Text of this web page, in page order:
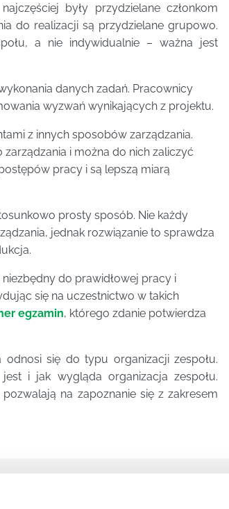
były przydzielane członkom
do realizacji są przydzielane grupowo.
a nie indywidualnie – ważna jest
danych zadań. Pracownicy
wyzwań wynikających z projektu.
z innych sposobów zarządzania.
i można do nich zaliczyć
pracy i są lepszą miarą
prosty sposób. Nie każdy
jednak rozwiązanie to sprawdza
do prawidłowej pracy i
się na uczestnictwo w takich
egzamin, którego zdanie potwierdza
się do typu organizacji zespołu.
i jak wygląda organizacja zespołu.
na zapoznanie się z zakresem